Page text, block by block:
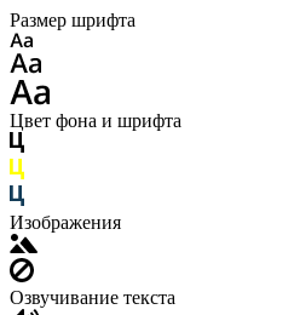
Размер шрифта
Цвет фона и шрифта
Изображения
Озвучивание текста